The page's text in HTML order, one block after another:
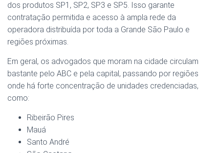
dos produtos SP1, SP2, SP3 e SP5. Isso garante
contratação permitida e acesso à ampla rede da
operadora distribuída por toda a Grande São Paulo e
regiões próximas.
Em geral, os advogados que moram na cidade circulam
bastante pelo ABC e pela capital, passando por regiões
onde há forte concentração de unidades credenciadas,
como:
Ribeirão Pires
Mauá
Santo André